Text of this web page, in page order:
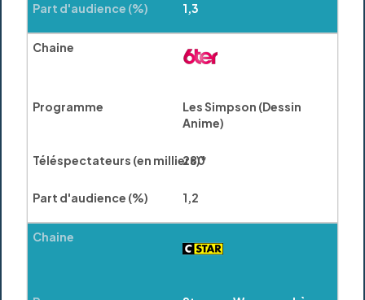
1,3
Les Simpson (Dessin
Anime)
280
1,2